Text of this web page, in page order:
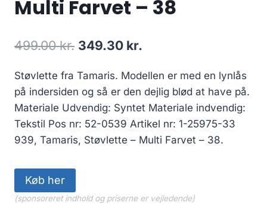
Multi Farvet – 38
499.00kr. Den
pris
var:
499.00 kr..
349.30 kr.
pris
er:
349.30 kr..
Støvlette fra Tamaris. Modellen er med en lynlås
på indersiden og så er den dejlig blød at have på.
Materiale Udvendig: Syntet Materiale indvendig:
Tekstil Pos nr: 52-0539 Artikel nr: 1-25975-33
939, Tamaris, Støvlette – Multi Farvet – 38.
Køb her
(sponsoreret indhold og priserne er vejledende)